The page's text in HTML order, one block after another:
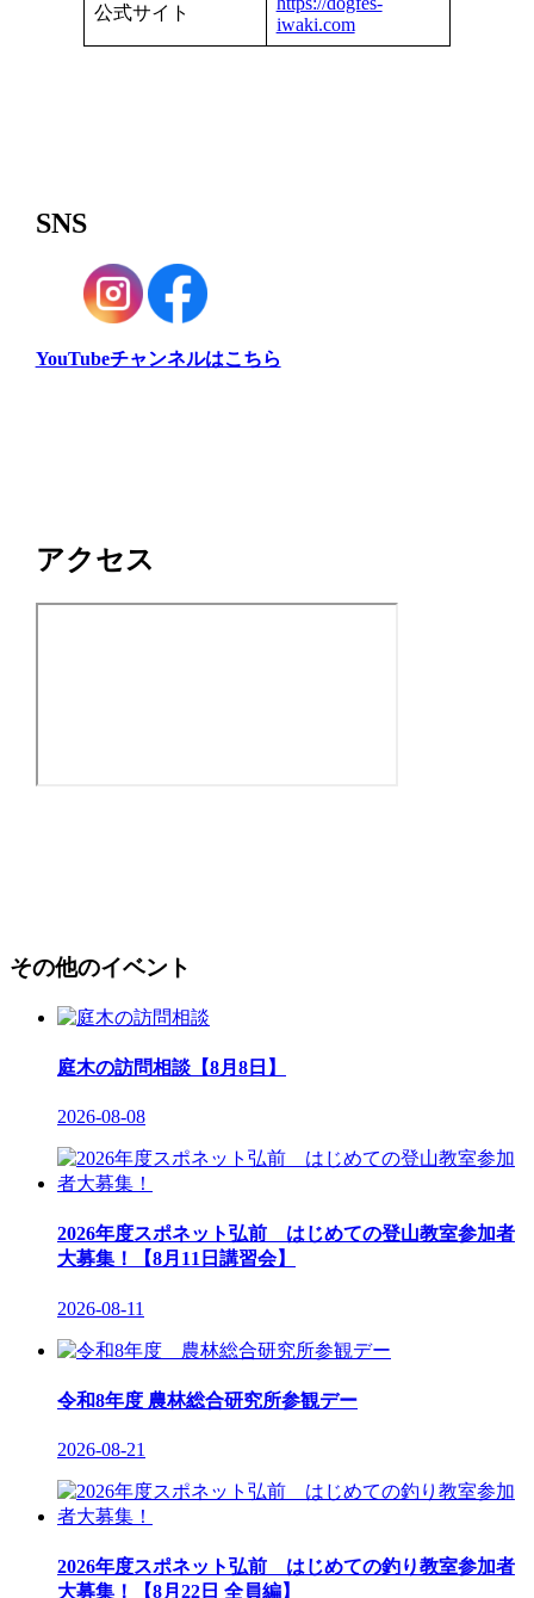
公式サイト
iwaki.com
SNS
YouTubeチャンネルはこちら
アクセス
その他のイベント
庭木の訪問相談【8月8日】
2026-08-08
2026年度スポネット弘前 はじめての登山教室参加者
大募集！【8月11日講習会】
2026-08-11
令和8年度 農林総合研究所参観デー
2026-08-21
2026年度スポネット弘前 はじめての釣り教室参加者
大募集！【8月22日 全員編】